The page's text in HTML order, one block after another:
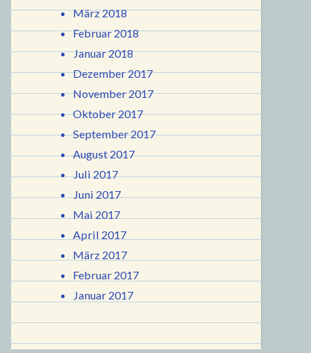
März 2018
Februar 2018
Januar 2018
Dezember 2017
November 2017
Oktober 2017
September 2017
August 2017
Juli 2017
Juni 2017
Mai 2017
April 2017
März 2017
Februar 2017
Januar 2017